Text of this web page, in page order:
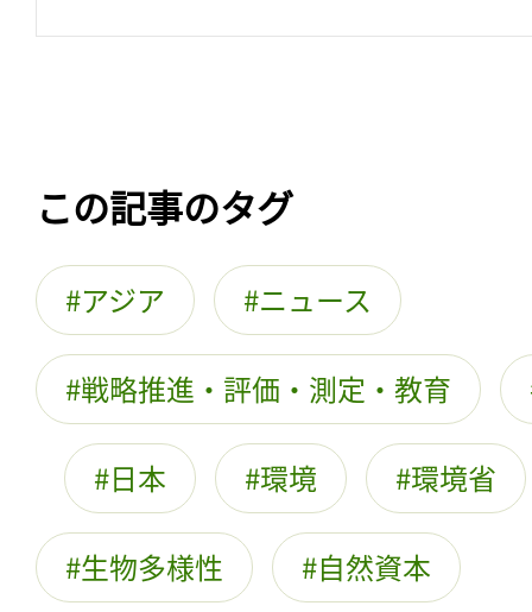
この記事のタグ
アジア ニュース
戦略推進・評価・測定・教育
日本 環境 環境省
生物多様性 自然資本